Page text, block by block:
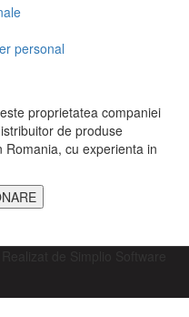
personal
proprietatea companiei
de produse
cu experienta in